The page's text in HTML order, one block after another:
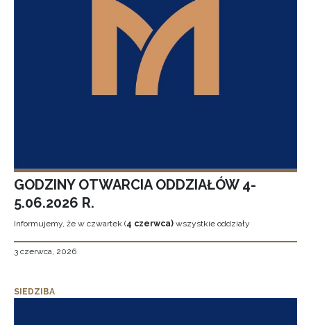
GODZINY OTWARCIA ODDZIAŁÓW 4-
5.06.2026 R.
Informujemy, że w czwartek (4 czerwca) wszystkie oddziały
3 czerwca, 2026
SIEDZIBA